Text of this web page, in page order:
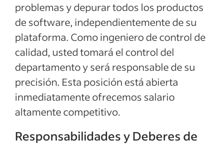
problemas y depurar todos los productos
de software, independientemente de su
plataforma. Como ingeniero de control de
calidad, usted tomará el control del
departamento y será responsable de su
precisión. Esta posición está abierta
inmediatamente ofrecemos salario
altamente competitivo.
Responsabilidades y Deberes de